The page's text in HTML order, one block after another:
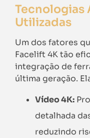
Tecnologias
Utilizadas
Um dos fatores
Facelift 4K tão
integração de
última geração.
Vídeo 4K:
detalhada
reduzindo